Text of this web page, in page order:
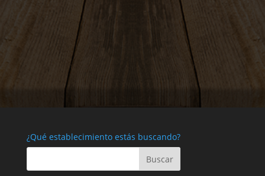
¿Qué establecimiento estás buscando?